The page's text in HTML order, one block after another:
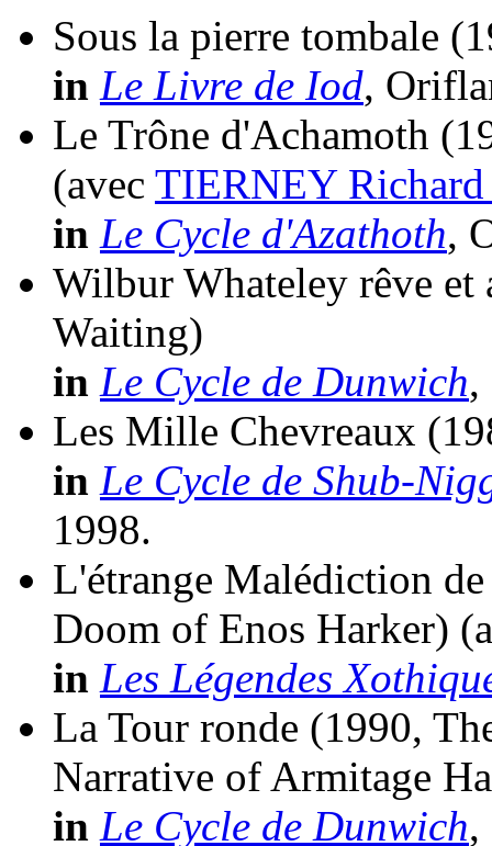
Sous la pierre tombale
in Le Livre de Iod,
Le Trône d'Achamoth
(avec TIERNEY
in Le Cycle d'Azathoth,
Wilbur Whateley rêve et
Waiting)
in Le Cycle de Dunwich,
Les Mille Chevreaux
in Le Cycle de Shub-
1998.
L'étrange Malédiction
Doom of Enos Harker)
in Les Légendes
La Tour ronde (1990,
Narrative of Armitage
in Le Cycle de Dunwich,